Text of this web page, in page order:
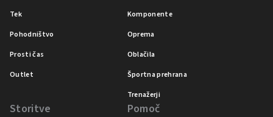
Tek
Pohodništvo
Prosti čas
Outlet
Komponente
Oprema
Oblačila
Športna prehrana
Trenažerji
Storitve Pomoč